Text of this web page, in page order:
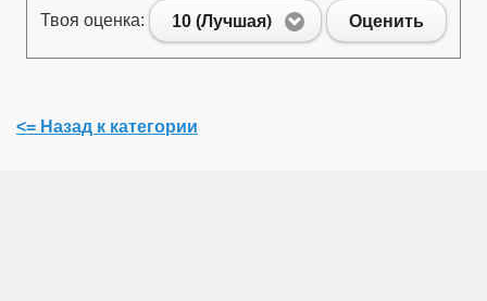
Твоя оценка: 10 (Лучшая) Оценить
<= Назад к категории